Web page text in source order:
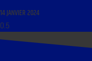
14 JANVIER 2024